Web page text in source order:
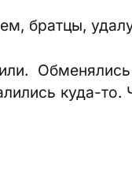
братцы,
куда-